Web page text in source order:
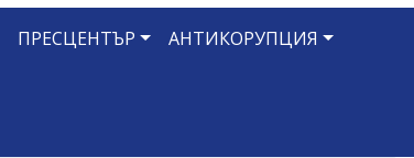
ПРЕСЦЕНТЪР АНТИКОРУПЦИЯ